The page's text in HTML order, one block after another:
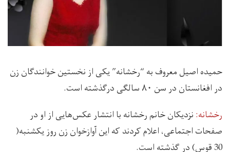
حمیده اصیل معروف به “رخشانه” یکی از نخستین خوانندگان زن
در افغانستان در سن ۸۰ سالگی درگذشته است.
رخشانه:نزدیکان خانم رخشانه با انتشار عکس‌هایی از او در
صفحات اجتماعی، اعلام کردند که این آوازخوان زن روز یکشنبه(
30 قوس) در گذشته است.